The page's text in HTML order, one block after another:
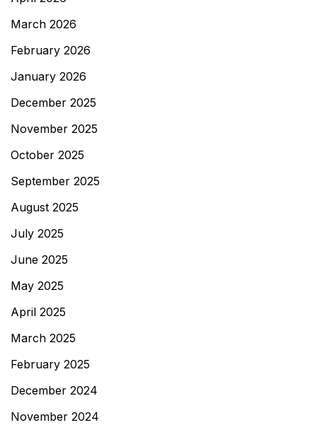
March 2026
February 2026
January 2026
December 2025
November 2025
October 2025
September 2025
August 2025
July 2025
June 2025
May 2025
April 2025
March 2025
February 2025
December 2024
November 2024